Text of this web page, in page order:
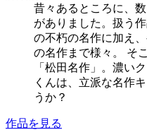
昔々あるところに、
がありました。扱う
の不朽の名作に加え
の名作まで様々。 そ
「松田名作」。濃い
くんは、立派な名作
うか？
作品を見る